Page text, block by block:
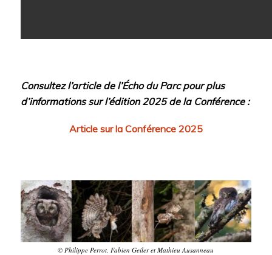
Consultez l’article de l’Écho du Parc pour plus
d’informations sur l’édition 2025 de la Conférence :
Article sur la Conférence 2025
© Philippe Perrot, Fabien Geiler et Mathieu Ausanneau